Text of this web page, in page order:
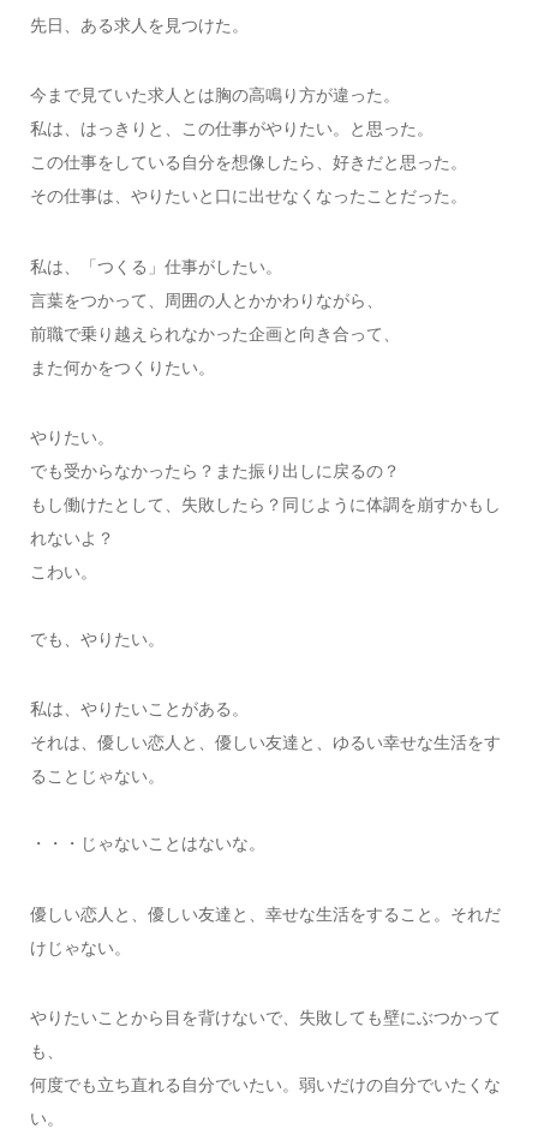
先日、ある求人を見つけた。
今まで見ていた求人とは胸の高鳴り方が違った。
私は、はっきりと、この仕事がやりたい。と思った。
この仕事をしている自分を想像したら、好きだと思った。
その仕事は、やりたいと口に出せなくなったことだった。
私は、「つくる」仕事がしたい。
言葉をつかって、周囲の人とかかわりながら、
前職で乗り越えられなかった企画と向き合って、
また何かをつくりたい。
やりたい。
でも受からなかったら？また振り出しに戻るの？
もし働けたとして、失敗したら？同じように体調を崩すかもし
れないよ？
こわい。
でも、やりたい。
私は、やりたいことがある。
それは、優しい恋人と、優しい友達と、ゆるい幸せな生活をす
ることじゃない。
・・・じゃないことはないな。
優しい恋人と、優しい友達と、幸せな生活をすること。それだ
けじゃない。
やりたいことから目を背けないで、失敗しても壁にぶつかって
も、
何度でも立ち直れる自分でいたい。弱いだけの自分でいたくな
い。